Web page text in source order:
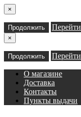
×
Продолжить
×
Продолжить
О магазине
Доставка
Контакты
Пункты выдачи